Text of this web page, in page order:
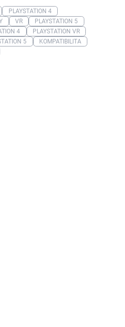
PLAYSTATION 4
VR
PLAYSTATION 5
4
PLAYSTATION VR
5
KOMPATIBILITA